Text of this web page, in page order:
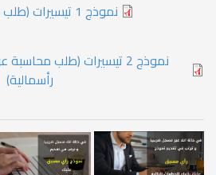
نموذج 1 تيسيرات (طلب تسوية نزاع)
نموذج 2 تيسيرات (طلب
رأسمالية)